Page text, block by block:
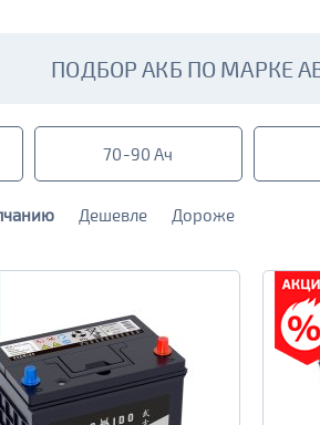
ПОДБОР АКБ ПО МАРКЕ
70-90 Ач
Дешевле Дороже